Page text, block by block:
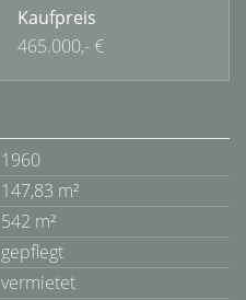
Kaufpreis
465.000,- €
1960
147,83 m²
542 m²
gepflegt
vermietet